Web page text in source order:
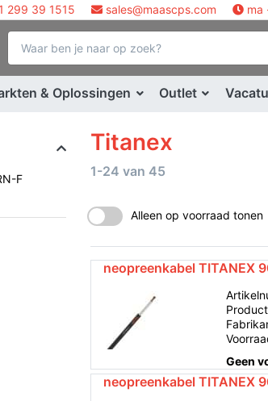
299 39 1515 sales@maascps.com ma
& Oplossingen Outlet
F
Titanex
1-24 van 45
Alleen op voorraad tonen
neopreenkabel TITANEX
Geen
neopreenkabel TITANEX